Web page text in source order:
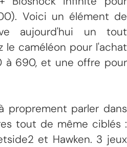
Voici un élément de
aujourd'hui un tout
le caméléon pour l'achat
à 690, et une offre pour
proprement parler dans
tout de même ciblés :
et Hawken. 3 jeux